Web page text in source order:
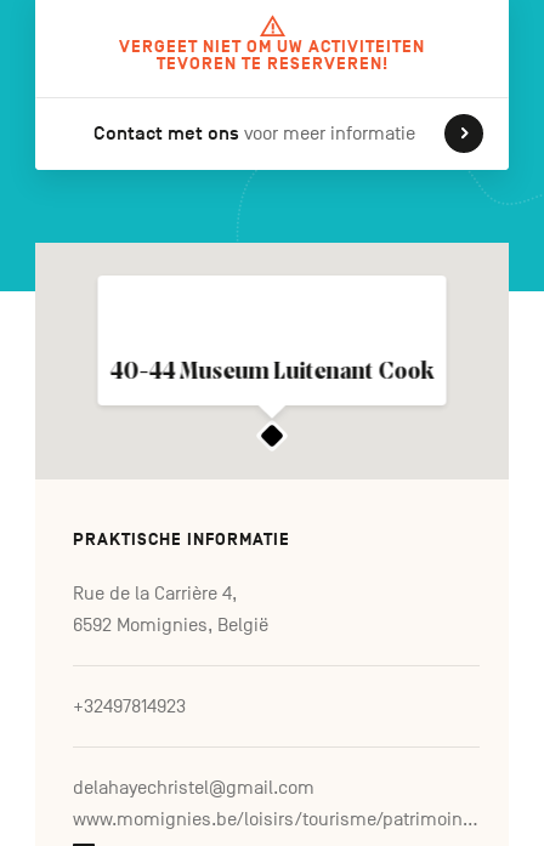
FR DE EN
secondaire
VERGEET NIET OM UW ACTIVITEITEN
TEVOREN TE RESERVEREN!
Contact met ons voor meer informatie
40-44 Museum Luitenant Cook
PRAKTISCHE INFORMATIE
Rue de la Carrière 4,
6592 Momignies, België
+32497814923
delahayechristel@gmail.com
www.momignies.be/loisirs/tourisme/patrimoine/musee-40-44